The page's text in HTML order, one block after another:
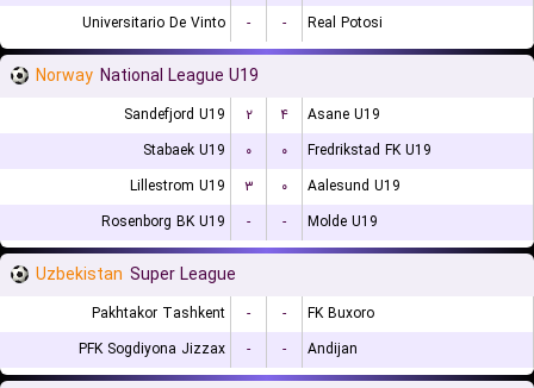
Universitario De Vinto
- - Real Potosi
Norway National League U19
Sandefjord U19 ۲ ۴
Asane U19
Stabaek U19
۰ ۰
Fredrikstad FK U19
Lillestrom U19
۳ ۰
Aalesund U19
Rosenborg BK U19
- - Molde U19
Uzbekistan Super League
Pakhtakor Tashkent - -
FK Buxoro
PFK Sogdiyona Jizzax
- - Andijan